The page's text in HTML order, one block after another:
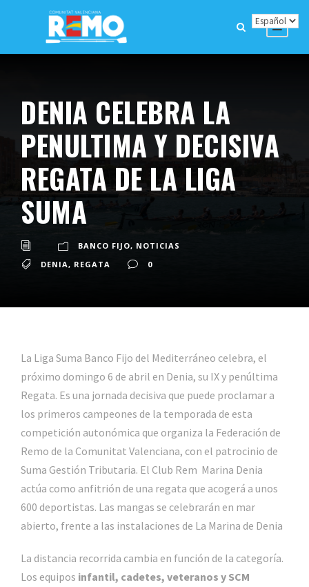
DENIA CELEBRA LA
PENULTIMA Y DECISIVA
REGATA DE LA LIGA
SUMA
BANCO FIJO, NOTICIAS
DENIA, REGATA 0
La Liga Suma Banco Fijo del Mediterráneo celebra, el
próximo domingo 6 de abril en Denia, su IX y penúltima
Regata. Es una jornada decisiva que puede proclamar a
los primeros campeones de la temporada de esta
competición autonómica que organiza la Federación de
Remo de la Comunitat Valenciana, con el patrocinio de
Suma Gestión Tributaria. El Club Rem Marina Denia
actúa como anfitrión de una regata que acogerá a unos
600 deportistas. Las mangas se celebrarán en mar
abierto, frente a las instalaciones de La Marina de Denia
La distancia recorrida cambia en función de la categoría.
Los equipos infantil, cadetes, veteranos y SCM